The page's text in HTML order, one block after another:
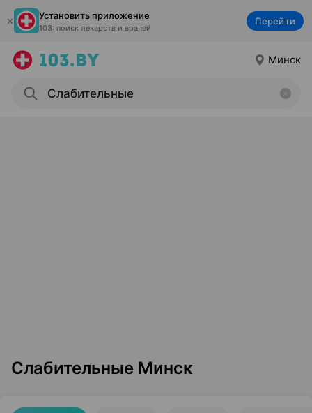
Установить приложение
103: поиск лекарств и врачей
Перейти
Минск
Слабительные Минск